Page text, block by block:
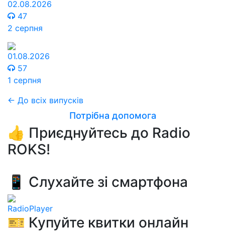
02.08.2026
47
2 серпня
01.08.2026
57
1 серпня
← До всіх випусків
Потрібна допомога
👍 Приєднуйтесь до Radio
ROKS!
📱 Слухайте зі смартфона
RadioPlayer
🎫 Купуйте квитки онлайн